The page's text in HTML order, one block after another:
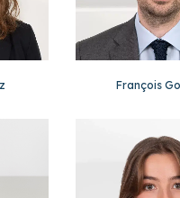
François